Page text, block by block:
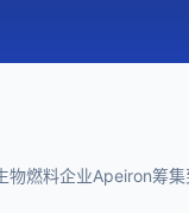
物燃料企业Apeiron筹